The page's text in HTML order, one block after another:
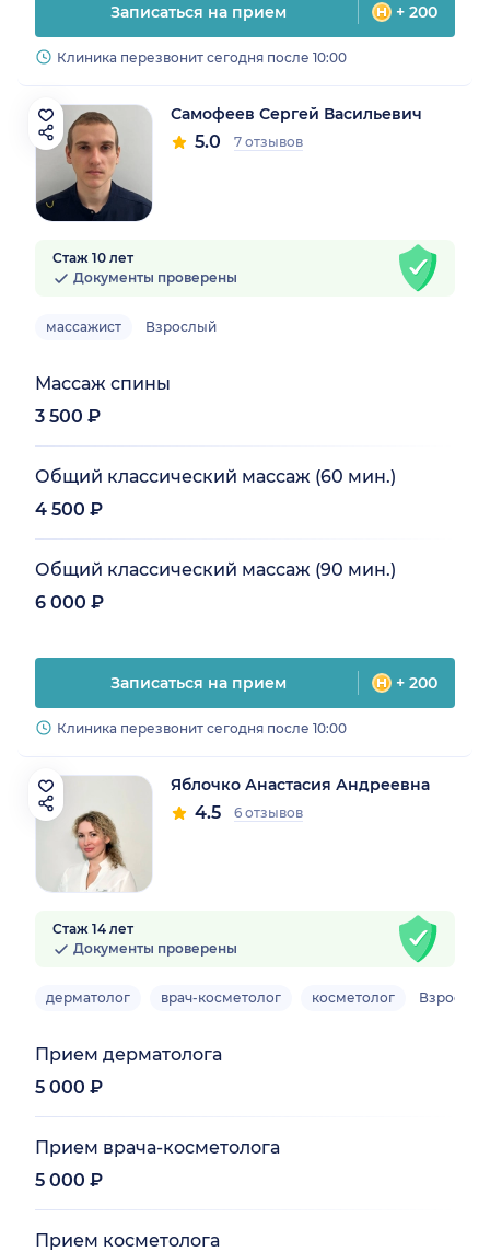
Записаться на прием + 200
Клиника перезвонит сегодня после 10:00
Самофеев Сергей Васильевич
5.0 7 отзывов
Стаж 10 лет
Документы проверены
массажист Взрослый
Массаж спины
3 500 ₽
Общий классический массаж (60 мин.)
4 500 ₽
Общий классический массаж (90 мин.)
6 000 ₽
Записаться на прием + 200
Клиника перезвонит сегодня после 10:00
Яблочко Анастасия Андреевна
4.5 6 отзывов
Стаж 14 лет
Документы проверены
дерматолог врач-косметолог косметолог Взрослый
Прием дерматолога
5 000 ₽
Прием врача-косметолога
5 000 ₽
Прием косметолога